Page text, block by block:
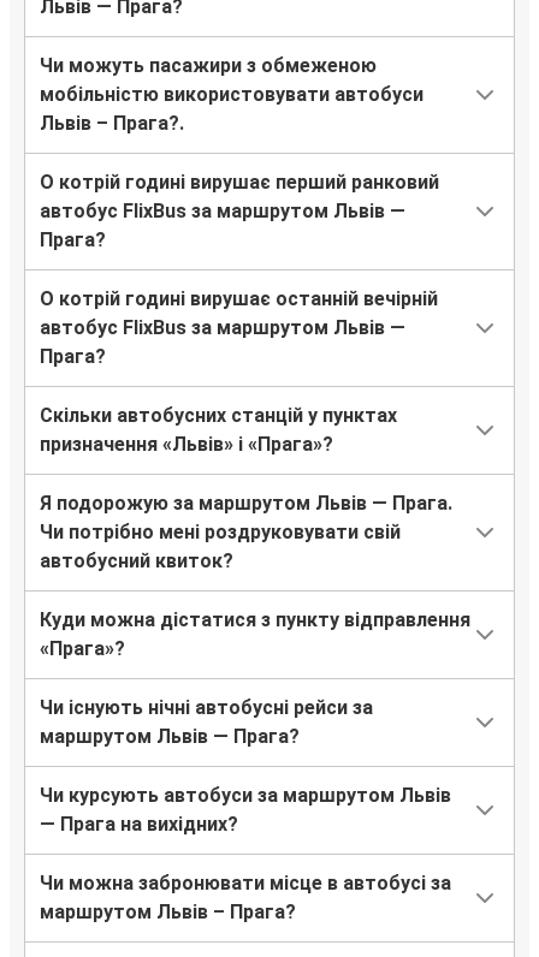
Львів — Прага?
Чи можуть пасажири з обмеженою
мобільністю використовувати автобуси
Львів – Прага?.
О котрій годині вирушає перший ранковий
автобус FlixBus за маршрутом Львів —
Прага?
О котрій годині вирушає останній вечірній
автобус FlixBus за маршрутом Львів —
Прага?
Скільки автобусних станцій у пунктах
призначення «Львів» і «Прага»?
Я подорожую за маршрутом Львів — Прага.
Чи потрібно мені роздруковувати свій
автобусний квиток?
Куди можна дістатися з пункту відправлення
«Прага»?
Чи існують нічні автобусні рейси за
маршрутом Львів — Прага?
Чи курсують автобуси за маршрутом Львів
— Прага на вихідних?
Чи можна забронювати місце в автобусі за
маршрутом Львів – Прага?